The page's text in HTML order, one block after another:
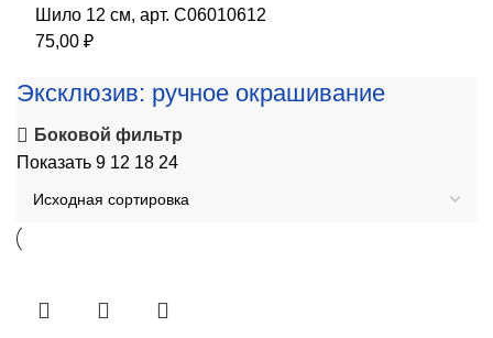
Шило 12 см, арт. С06010612
75,00 ₽
Эксклюзив: ручное окрашивание
Боковой фильтр
Показать 9 12 18 24